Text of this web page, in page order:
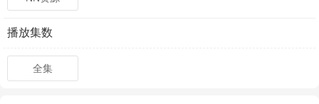
播放集数
全集